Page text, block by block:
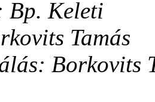
Bp. Keleti
Tamás
Borkovits